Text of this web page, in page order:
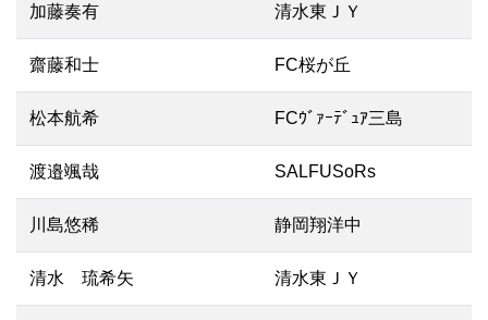
加藤奏有 清水東ＪＹ
齋藤和士 FC桜が丘
松本航希 FCｳﾞｧｰﾃﾞｭｱ三島
渡邉颯哉 SALFUSoRs
川島悠稀 静岡翔洋中
清水 琉希矢 清水東ＪＹ